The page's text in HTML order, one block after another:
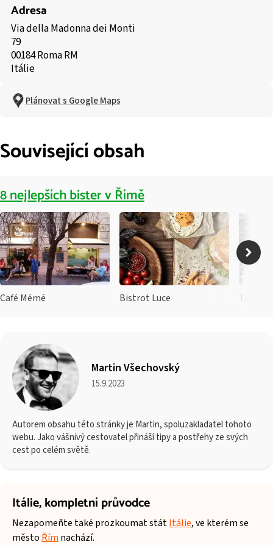
Adresa
Via della Madonna dei Monti
79
00184 Roma RM
Itálie
Plánovat s Google Maps
Související obsah
8 nejlepších bister v Římě
Café Mémé Bistrot Luce
Martin Všechovský
15.9.2023
Autorem obsahu této stránky je Martin, spoluzakladatel tohoto
webu. Jako vášnivý cestovatel přináší tipy a postřehy ze svých
cest po celém světě.
Itálie,kompletní průvodce
Nezapomeňte také prozkoumat státItálie, ve kterém se
město Řím nachází.